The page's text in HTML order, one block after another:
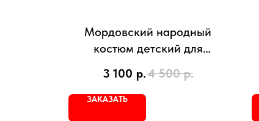
Мордовский народный
костюм детский для
3 100 р.4 500 р.
ЗАКАЗАТЬ